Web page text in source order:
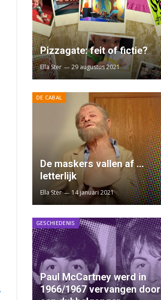
Pizzagate: feit of fictie?
Ella Ster 29 augustus 2021
DE CABAL
De maskers vallen af …
letterlijk
Ella Ster 14 januari 2021
GESCHIEDENIS
Paul McCartney werd in
1966/1967 vervangen door